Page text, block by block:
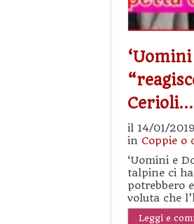
Cerioli…
il 14/01/
in Coppie o
‘Uomini e
talpine ci
potrebbero
voluta che
Leggi e